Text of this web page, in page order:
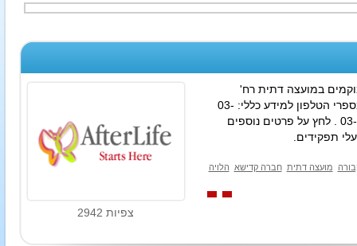
צפיות 2942
במועצה דתית רח'
העצמאות 10 ת"ד 7 מיקוד 40850 מספרי הטלפון למידע כללי: 03-
938-9689 03-901-4069 03-938-0156 . לחץ על פרטים נוספים
תפקידים.
הלויה חברה קדישא מועצה דתית